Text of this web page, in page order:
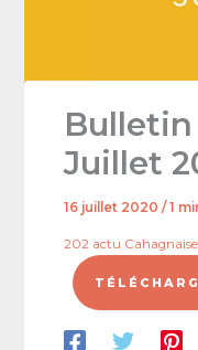
Juillet
16 juillet 2020/1
202 actu